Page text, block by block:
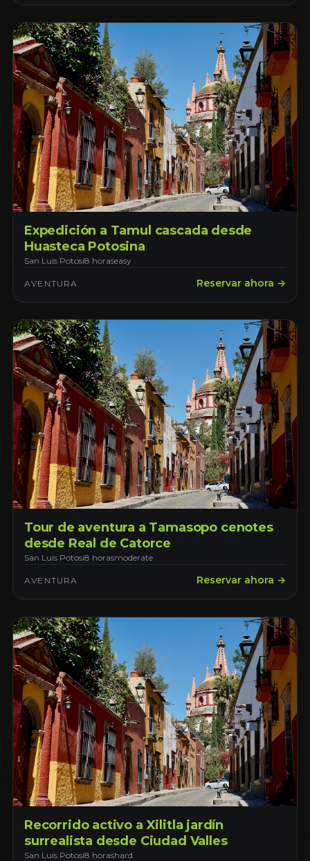
Expedición a Tamul cascada desde
Huasteca Potosina
San Luis Potosi8 horaseasy
AVENTURA Reservar ahora →
Tour de aventura a Tamasopo cenotes
desde Real de Catorce
San Luis Potosi8 horasmoderate
AVENTURA Reservar ahora →
Recorrido activo a Xilitla jardín
surrealista desde Ciudad Valles
San Luis Potosi8 horashard